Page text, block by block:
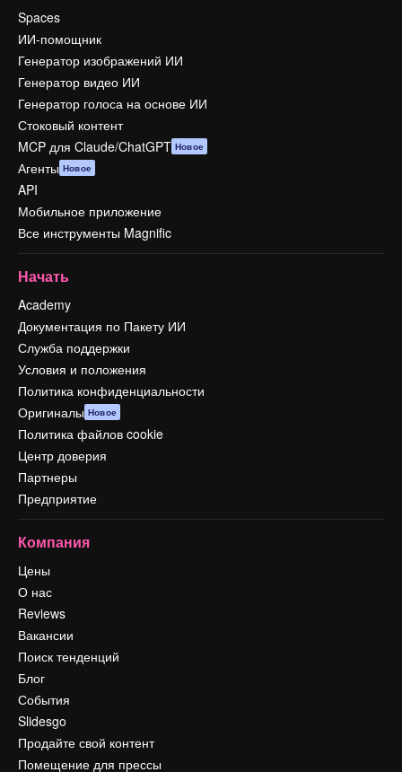
Spaces
ИИ-помощник
Генератор изображений ИИ
Генератор видео ИИ
Генератор голоса на основе ИИ
Стоковый контент
MCP для Claude/ChatGPT Новое
Агенты Новое
API
Мобильное приложение
Все инструменты Magnific
Начать
Academy
Документация по Пакету ИИ
Служба поддержки
Условия и положения
Политика конфиденциальности
Оригиналы Новое
Политика файлов cookie
Центр доверия
Партнеры
Предприятие
Компания
Цены
О нас
Reviews
Вакансии
Поиск тенденций
Блог
События
Slidesgo
Продайте свой контент
Помещение для прессы